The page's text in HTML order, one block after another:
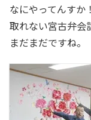
なにやってんすか
取れない宮古弁会
まだまだですね。